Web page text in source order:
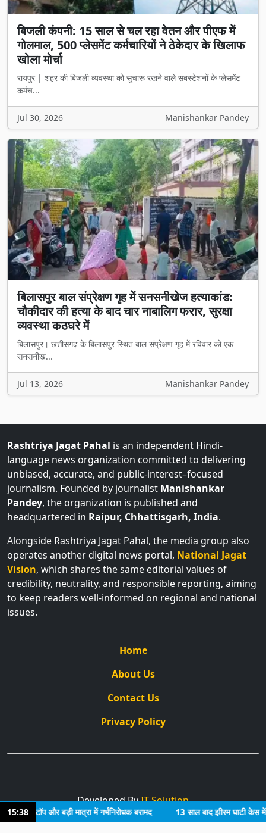
बिजली कंपनी: 15 साल से चल रहा वेतन और पीएफ में
गोलमाल, 500 प्लेसमेंट कर्मचारियों ने ठेकेदार के खिलाफ
खोला मोर्चा
रायपुर | शहर की बिजली व्यवस्था को सुचारू रखने वाले सबस्टेशनों के प्लेसमेंट
कर्मच...
Jul 30, 2026 Manishankar Pandey
बिलासपुर बाल संप्रेक्षण गृह में सनसनीखेज हत्याकांड:
चौकीदार की हत्या के बाद चार नाबालिग फरार, सुरक्षा
व्यवस्था कठघरे में
बिलासपुर। छत्तीसगढ़ के बिलासपुर स्थित बाल संप्रेक्षण गृह में रविवार को एक
सनसनीख...
Jul 13, 2026 Manishankar Pandey
Rashtriya Jagat Pahal is an independent Hindi-
language news organization committed to delivering
unbiased, accurate, and public-interest–focused
journalism. Founded by journalist Manishankar
Pandey, the organization is published and
headquartered in Raipur, Chhattisgarh, India.
Alongside Rashtriya Jagat Pahal, the media group also
operates another digital news portal, National Jagat
Vision, which shares the same editorial values of
credibility, neutrality, and responsible reporting, aiming
to keep readers well-informed on regional and national
issues.
Home
About Us
Contact Us
Privacy Policy
15:38और बड़ी मात्रा में गर्भनिरोधक बरामद 13 साल बाद झीरम घाटी केस में
Developed ByIT Solution